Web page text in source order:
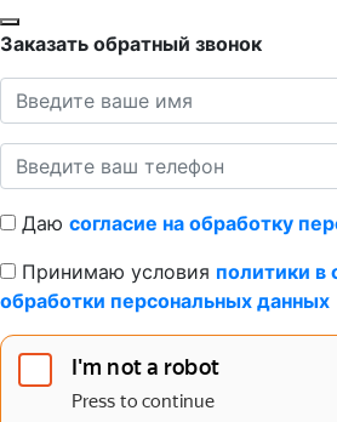
Заказать обратный звонок
Даю согласие на обработку
Принимаю условия политики в
обработки персональных данных